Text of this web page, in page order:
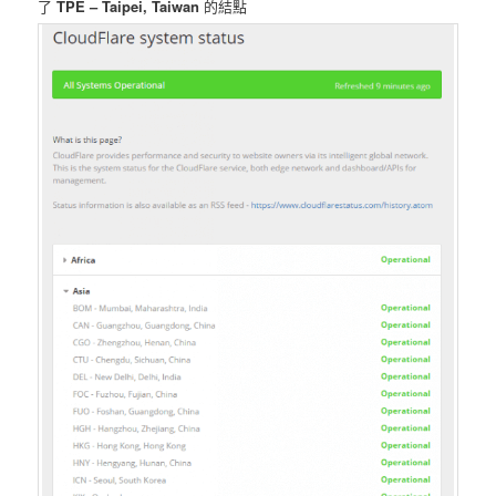
了TPE – Taipei, Taiwan 的結點